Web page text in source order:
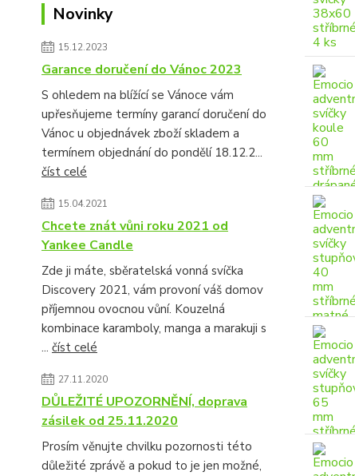
Novinky
15.12.2023
Garance doručení do Vánoc 2023
S ohledem na blížící se Vánoce vám
upřesňujeme termíny garancí doručení do
Vánoc u objednávek zboží skladem a
termínem objednání do pondělí 18.12.2...
číst celé
15.04.2021
Chcete znát vůni roku 2021 od
Yankee Candle
Zde ji máte, sběratelská vonná svíčka
Discovery 2021, vám provoní váš domov
příjemnou ovocnou vůní. Kouzelná
kombinace karamboly, manga a marakuji s
... číst celé
27.11.2020
DŮLEŽITÉ UPOZORNĚNÍ, doprava
zásilek od 25.11.2020
Prosím věnujte chvilku pozornosti této
důležité zprávě a pokud to je jen možné,